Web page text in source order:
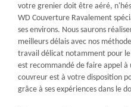
votre grenier doit être aéré,
WD Couverture Ravalement
ses environs. Nous saurons
meilleurs délais avec nos
travail délicat notamment pour
est recommandé de faire appel
couvreur est à votre disposition
grâce à ses expériences dans le